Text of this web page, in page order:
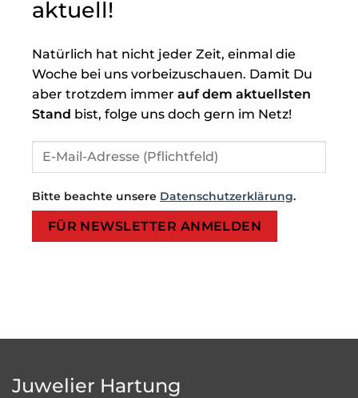
aktuell!
Natürlich hat nicht jeder Zeit, einmal die
Woche bei uns vorbeizuschauen. Damit Du
aber trotzdem immer auf dem aktuellsten
Stand bist, folge uns doch gern im Netz!
Bitte beachte unsere Datenschutzerklärung.
Bitte lasse dieses Feld leer.
Bitte lasse dieses Feld leer.
Juwelier Hartung